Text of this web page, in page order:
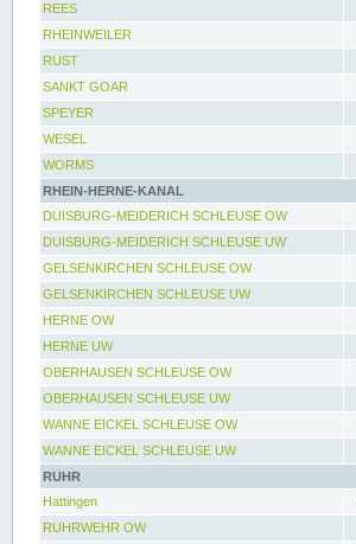
REES
RHEINWEILER
RUST
SANKT GOAR
SPEYER
WESEL
WORMS
RHEIN-HERNE-KANAL
DUISBURG-MEIDERICH SCHLEUSE OW
DUISBURG-MEIDERICH SCHLEUSE UW
GELSENKIRCHEN SCHLEUSE OW
GELSENKIRCHEN SCHLEUSE UW
HERNE OW
HERNE UW
OBERHAUSEN SCHLEUSE OW
OBERHAUSEN SCHLEUSE UW
WANNE EICKEL SCHLEUSE OW
WANNE EICKEL SCHLEUSE UW
RUHR
Hattingen
RUHRWEHR OW